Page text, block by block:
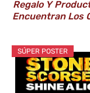
Regalo Y
Encuentran Los
SÚPER POSTER